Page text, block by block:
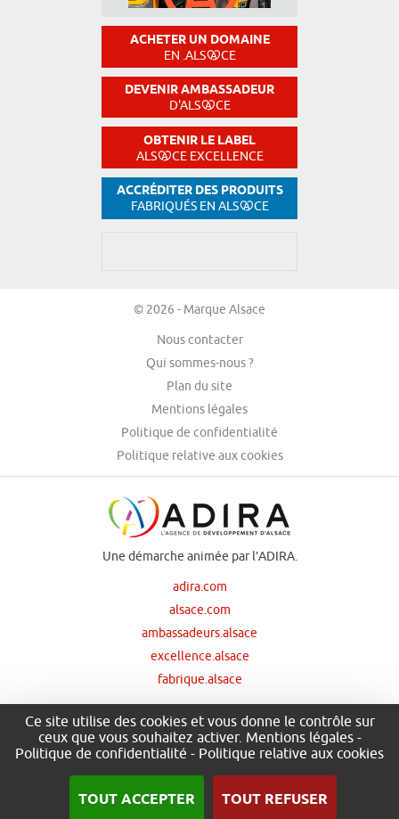
ACHETER UN DOMAINE
EN .ALS CE
DEVENIR AMBASSADEUR
D'ALS CE
OBTENIR LE LABEL
ALS CE EXCELLENCE
ACCRÉDITER DES PRODUITS
FABRIQUÉS EN ALS CE
© 2026 - Marque Alsace
Nous contacter
Qui sommes-nous ?
Plan du site
Mentions légales
Politique de confidentialité
Politique relative aux cookies
Une démarche animée par l’ADIRA.
adira.com
alsace.com
ambassadeurs.alsace
excellence.alsace
fabrique.alsace
Nos principaux financeurs
Ce site utilise des cookies et vous donne le contrôle sur
ceux que vous souhaitez activer. Mentions légales-
Politique de confidentialité - Politique relative aux cookies
TOUT ACCEPTER TOUT REFUSER